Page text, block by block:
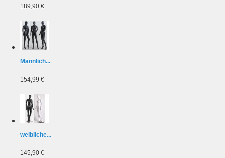
189,90 €
Männlich...
154,99 €
weibliche...
145,90 €